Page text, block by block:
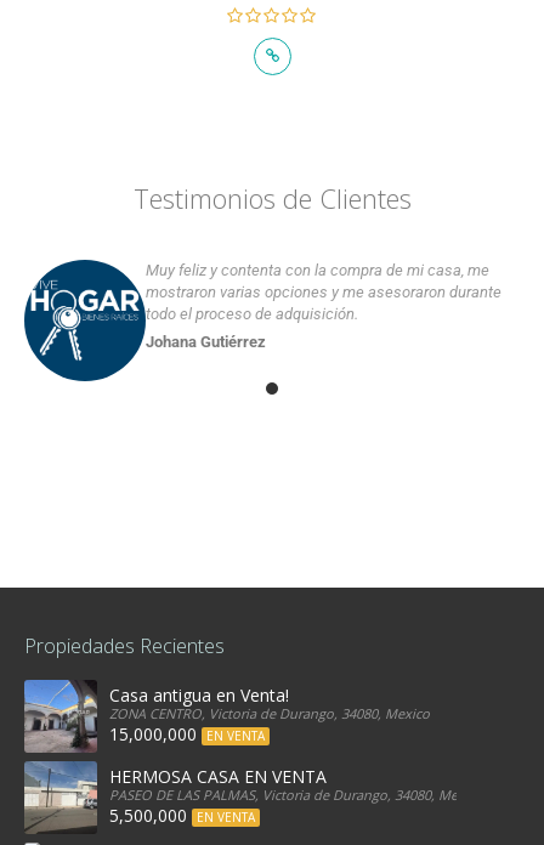
Testimonios de Clientes
Muy feliz y contenta con la compra de mi casa, me
mostraron varias opciones y me asesoraron durante
todo el proceso de adquisición.
Johana Gutiérrez
Propiedades Recientes
Casa antigua en Venta!
ZONA CENTRO, Victoria de Durango, 34080, Mexico
15,000,000 EN VENTA
HERMOSA CASA EN VENTA
PASEO DE LAS PALMAS, Victoria de Durango, 34080, Mexico
5,500,000 EN VENTA